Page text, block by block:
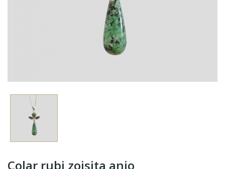
Colar rubi zoisita anjo